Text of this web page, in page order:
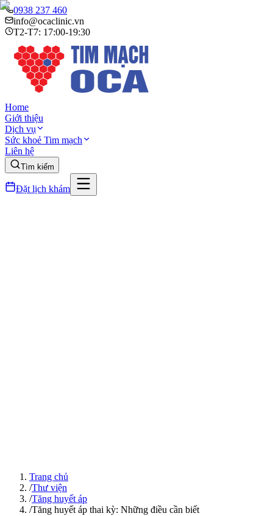
0938 237 460
info@ocaclinic.vn
T2-T7: 17:00-19:30
Home
Giới thiệu
Dịch vụ
Sức khoẻ Tim mạch
Liên hệ
Tìm kiếm
Đặt lịch khám
Trang chủ
/Thư viện
/Tăng huyết áp
/Tăng huyết áp thai kỳ: Những điều cần biết